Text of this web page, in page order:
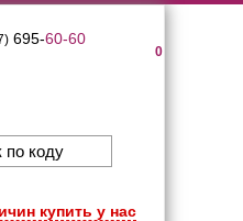
0
695-60-60
купить у нас